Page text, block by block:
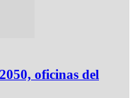
oficinas del